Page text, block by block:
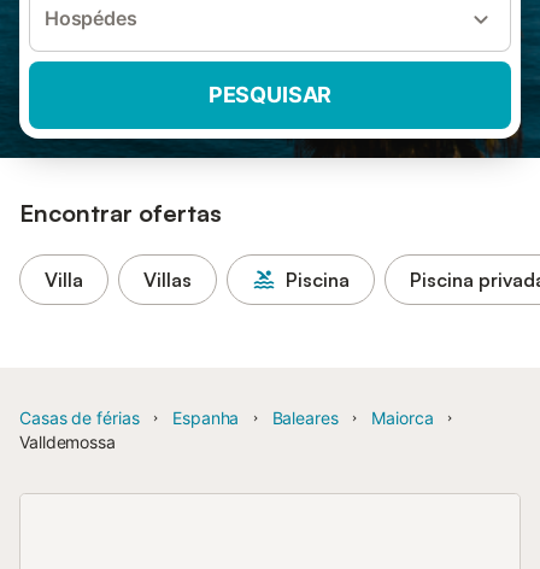
Hospédes
PESQUISAR
Encontrar ofertas
Villa Villas Piscina Piscina
Casas de férias Espanha Baleares
Maiorca
Valldemossa